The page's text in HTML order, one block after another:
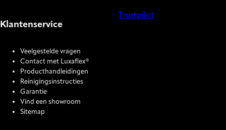
Klantenservice
Veelgestelde vragen
Contact met Luxaflex®
Producthandleidingen
Reinigingsinstructies
Garantie
Vind een showroom
Sitemap
Trustpilot